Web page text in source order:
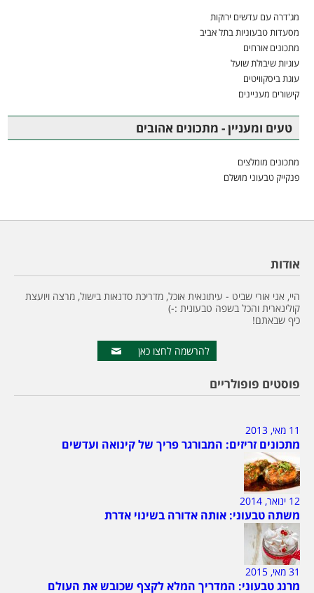
מג'דרה עם עדשים ירוקות
מסעדות טבעוניות בתל אביב
מתכונים אורחים
עוגיות שיבולת שועל
עוגת ביסקוויטים
קישורים מעניינים
טעים ומעניין - מתכונים אהובים
מתכונים מומלצים
פנקייק טבעוני מושלם
אודות
היי, אני אורי שביט - עיתונאית אוכל, מדריכת סדנאות בישול, מרצה ויועצת
קולינארית והכל בשפה טבעונית :-)
כיף שבאתם!
להרשמה לחצו כאן
פוסטים פופולריים
11 מאי, 2013
מתכונים זריזים: המבורגר פריך של קינואה ועדשים
12 ינואר, 2014
משתה טבעוני: אותה אדורה בשינוי אדרת
31 מאי, 2015
מרנג טבעוני: המדריך המלא לקצף שכובש את העולם